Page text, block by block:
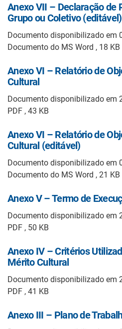
Anexo VII – Declaração de
Grupo ou Coletivo (editável)
Documento disponibilizado em
Documento do MS Word , 18 KB
Anexo VI – Relatório de
Cultural
Documento disponibilizado em
PDF , 43 KB
Anexo VI – Relatório de
Cultural (editável)
Documento disponibilizado em
Documento do MS Word , 21 KB
Anexo V – Termo de
Documento disponibilizado em
PDF , 50 KB
Anexo IV – Critérios
Mérito Cultural
Documento disponibilizado em
PDF , 41 KB
Anexo III – Plano de